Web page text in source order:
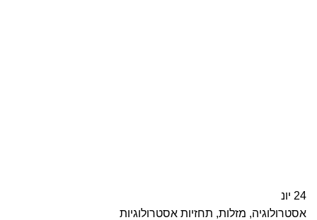
24 יונ
אסטרולוגיה, מזלות, תחזיות אסטרולוגיות